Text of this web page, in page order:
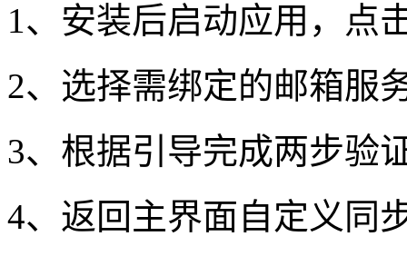
1、安装后启动应用，点
2、选择需绑定的邮箱服
3、根据引导完成两步验
4、返回主界面自定义同